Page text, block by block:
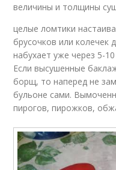
величины и толщины
целые ломтики
брусочков или колечек
набухает уже через 5-
Если высушенные
борщ, то наперед не
бульоне сами.
пирогов, пирожков,